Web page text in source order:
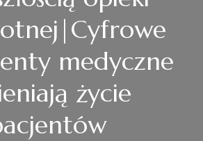
medyczne
życie